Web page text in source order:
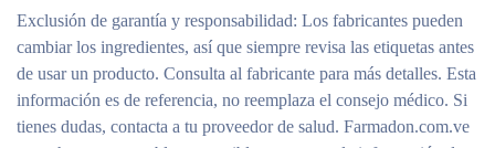
Exclusión de garantía y responsabilidad: Los fabricantes pueden
cambiar los ingredientes, así que siempre revisa las etiquetas antes
de usar un producto. Consulta al fabricante para más detalles. Esta
información es de referencia, no reemplaza el consejo médico. Si
tienes dudas, contacta a tu proveedor de salud. Farmadon.com.ve